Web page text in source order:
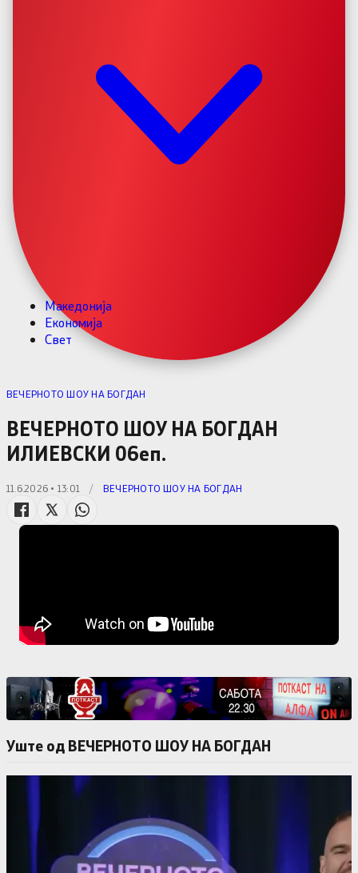
Македонија
Економија
Свет
ВЕЧЕРНОТО ШОУ НА БОГДАН
ВЕЧЕРНОТО ШОУ НА БОГДАН
ИЛИЕВСКИ 06еп.
11.6.2026 • 13:01 / ВЕЧЕРНОТО ШОУ НА БОГДАН
Уште од ВЕЧЕРНОТО ШОУ НА БОГДАН